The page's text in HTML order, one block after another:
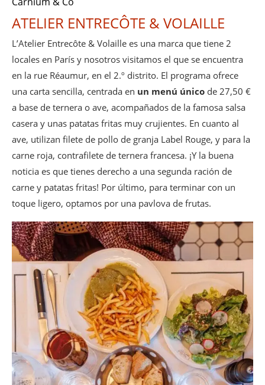
ATELIER ENTRECÔTE & VOLAILLE
L’Atelier Entrecôte & Volaille es una marca que tiene 2
locales en París y nosotros visitamos el que se encuentra
en la rue Réaumur, en el 2.º distrito. El programa ofrece
una carta sencilla, centrada en un menú único de 27,50 €
a base de ternera o ave, acompañados de la famosa salsa
casera y unas patatas fritas muy crujientes. En cuanto al
ave, utilizan filete de pollo de granja Label Rouge, y para la
carne roja, contrafilete de ternera francesa. ¡Y la buena
noticia es que tienes derecho a una segunda ración de
carne y patatas fritas! Por último, para terminar con un
toque ligero, optamos por una pavlova de frutas.